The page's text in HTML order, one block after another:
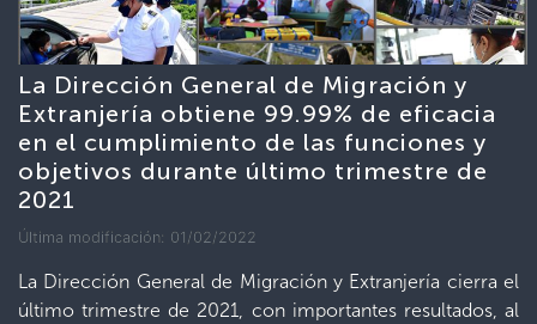
La Dirección General de Migración y
Extranjería obtiene 99.99% de eficacia
en el cumplimiento de las funciones y
objetivos durante último trimestre de
2021
Última modificación: 01/02/2022
La Dirección General de Migración y Extranjería cierra el
último trimestre de 2021, con importantes resultados, al